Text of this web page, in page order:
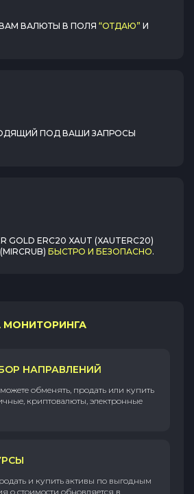
ВАЛЮТЫ В ПОЛЯ “ОТДАЮ” И
ПОД ВАШИ ЗАПРОСЫ
GOLD ERC20 XAUT (XAUTERC20)
БЫСТРО И БЕЗОПАСНО.
МОНИТОРИНГА
НАПРАВЛЕНИЙ
обменять, продать или купить
криптовалюты, электронные
и купить активы по выгодным
о стоимости обновляется в